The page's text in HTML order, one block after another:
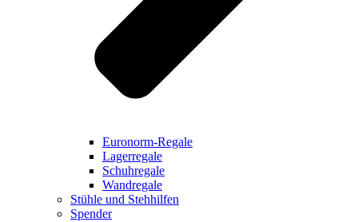
Euronorm-Regale
Lagerregale
Schuhregale
Wandregale
Stühle und Stehhilfen
Spender